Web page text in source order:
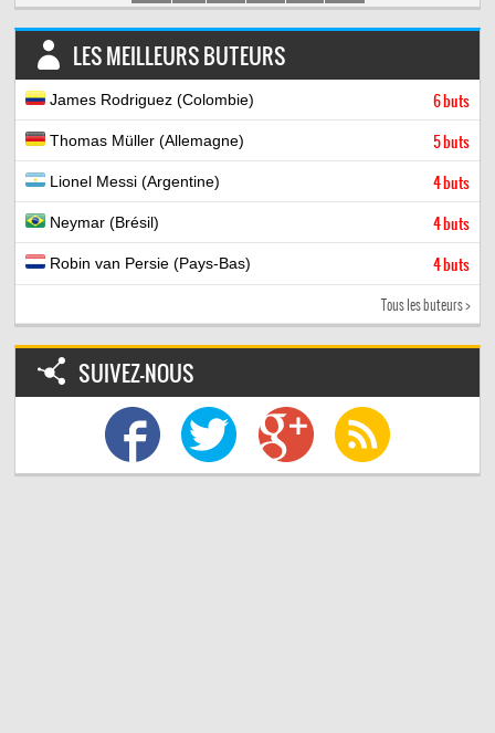
LES MEILLEURS BUTEURS
James Rodriguez (Colombie) 6 buts
Thomas Müller (Allemagne) 5 buts
Lionel Messi (Argentine) 4 buts
Neymar (Brésil) 4 buts
Robin van Persie (Pays-Bas) 4 buts
Tous les buteurs >
SUIVEZ-NOUS